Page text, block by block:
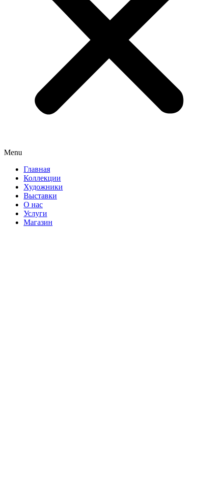
Menu
Главная
Коллекции
Художники
Выставки
О нас
Услуги
Магазин